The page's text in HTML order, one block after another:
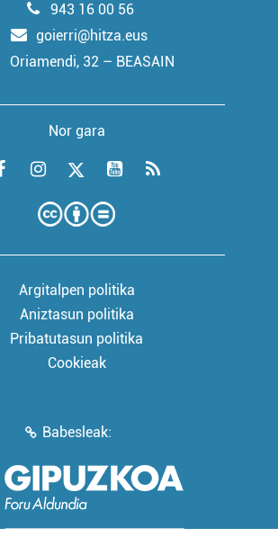
943 16 00 56
goierri@hitza.eus
Oriamendi, 32 – BEASAIN
Nor gara
Argitalpen politika
Aniztasun politika
Pribatutasun politika
Cookieak
Babesleak: